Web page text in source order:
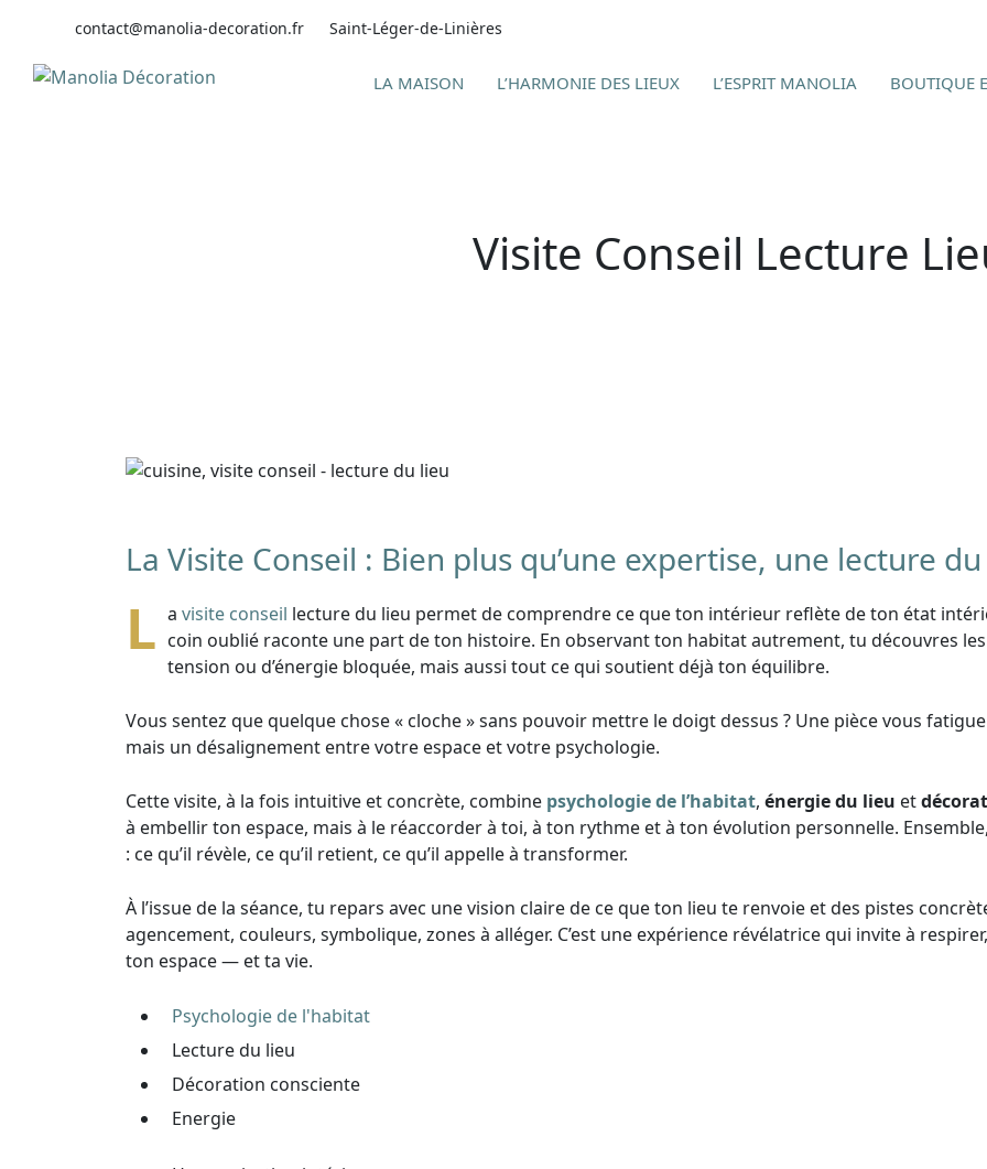
content
contact@manolia-decoration.fr Saint-Léger-de-Linières
LA MAISON L’HARMONIE DES LIEUX L’ESPRIT MANOLIA BOUTIQUE
Visite Conseil Lecture
La Visite Conseil : Bien plus qu’une expertise, une lecture
L a visite conseil lecture du lieu permet de comprendre ce que ton intérieur reflète de ton état
coin oublié raconte une part de ton histoire. En observant ton habitat autrement, tu découvres
tension ou d’énergie bloquée, mais aussi tout ce qui soutient déjà ton équilibre.
Vous sentez que quelque chose « cloche » sans pouvoir mettre le doigt dessus ? Une pièce vous
mais un désalignement entre votre espace et votre psychologie.
Cette visite, à la fois intuitive et concrète, combine psychologie de l’habitat, énergie du lieu et
à embellir ton espace, mais à le réaccorder à toi, à ton rythme et à ton évolution personnelle.
: ce qu’il révèle, ce qu’il retient, ce qu’il appelle à transformer.
À l’issue de la séance, tu repars avec une vision claire de ce que ton lieu te renvoie et des pistes
agencement, couleurs, symbolique, zones à alléger. C’est une expérience révélatrice qui invite à
ton espace — et ta vie.
Psychologie de l'habitat
Lecture du lieu
Décoration consciente
Energie